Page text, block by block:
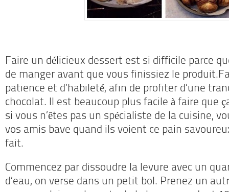
Faire un délicieux dessert est si difficile parce
de manger avant que vous finissiez le produit.
patience et d’habileté, afin de profiter d’une
chocolat. Il est beaucoup plus facile à faire que
si vous n’êtes pas un spécialiste de la cuisine,
vos amis bave quand ils voient ce pain
fait.
Commencez par dissoudre la levure avec un
d’eau, on verse dans un petit bol. Prenez un